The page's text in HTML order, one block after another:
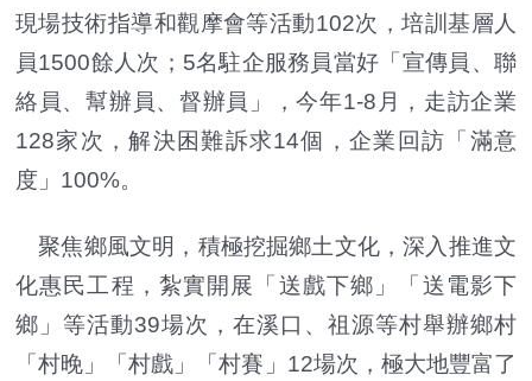
現場技術指導和觀摩會等活動102次，培訓基層人
員1500餘人次；5名駐企服務員當好「宣傳員、聯
絡員、幫辦員、督辦員」，今年1-8月，走訪企業
128家次，解決困難訴求14個，企業回訪「滿意
度」100%。
聚焦鄉風文明，積極挖掘鄉土文化，深入推進文
化惠民工程，紮實開展「送戲下鄉」「送電影下
鄉」等活動39場次，在溪口、祖源等村舉辦鄉村
「村晚」「村戲」「村賽」12場次，極大地豐富了